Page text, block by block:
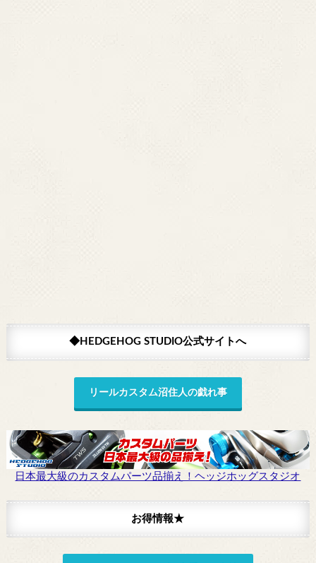
◆HEDGEHOG STUDIO公式サイトへ
リールカスタム沼住人の戯れ事
日本最大級のカスタムパーツ品揃え！ヘッジホッグスタジオ
お得情報★